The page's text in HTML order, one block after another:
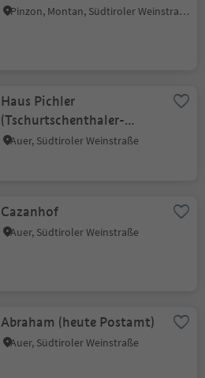
Pinzon, Montan, Südtiroler Weinstraße
Haus Pichler
(Tschurtschenthaler-
Pichler Gasthaus)
Auer, Südtiroler Weinstraße
Cazanhof
Auer, Südtiroler Weinstraße
Abraham (heute Postamt)
Auer, Südtiroler Weinstraße